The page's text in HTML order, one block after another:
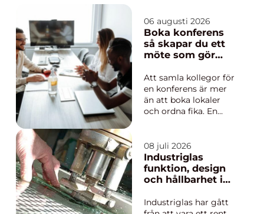
06 augusti 2026
Boka konferens
så skapar du ett
möte som gör
Att samla kollegor för
en konferens är mer
än att boka lokaler
och ordna fika. En
relationer, skapa nya
idéer och ge tydlig
riktning för framtiden.
För att lyckas behöver
innehåll, plats och
hel...
08 juli 2026
Industriglas
funktion, design
och hållbarhet i
Industriglas har gått